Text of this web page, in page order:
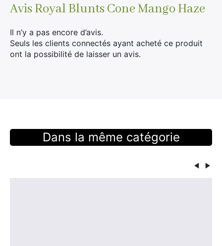
AvisRoyal Blunts Cone Mango Haze
Il n’y a pas encore d’avis.
Seuls les clients connectés ayant acheté ce produit
ont la possibilité de laisser un avis.
Dans la même catégorie